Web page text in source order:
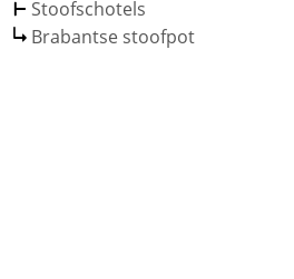
Stoofschotels
Brabantse stoofpot